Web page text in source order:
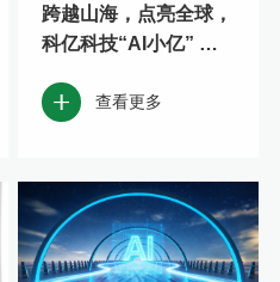
跨越山海，点亮全球，
科亿科技“AI小亿” 的
查看更多